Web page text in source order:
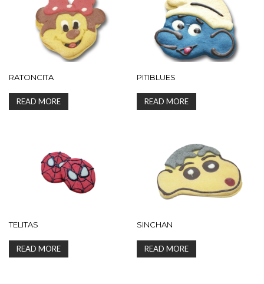
RATONCITA
READ MORE
PITIBLUES
READ MORE
TELITAS
READ MORE
SINCHAN
READ MORE